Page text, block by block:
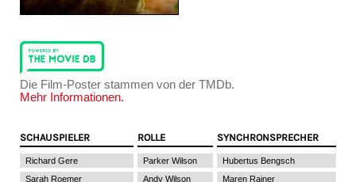
Die Film-Poster stammen von der TMDb.
Mehr Informationen.
SCHAUSPIELER ROLLE SYNCHRONSPRECHER
Richard Gere Parker Wilson
Hubertus Bengsch
Sarah Roemer
Andy Wilson
Maren Rainer